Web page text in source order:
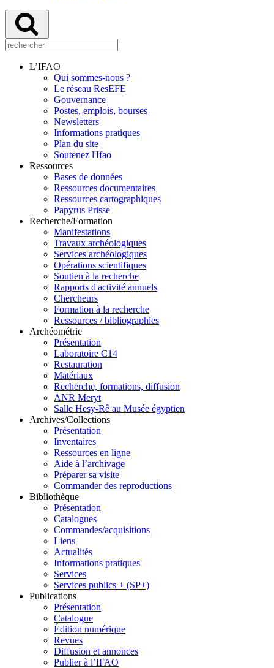
L’IFAO
Qui sommes-nous ?
Le réseau ResEFE
Gouvernance
Postes, emplois, bourses
Newsletters
Informations pratiques
Plan du site
Soutenez l'Ifao
Ressources
Bases de données
Ressources documentaires
Ressources cartographiques
Papyrus Prisse
Recherche/Formation
Manifestations
Travaux archéologiques
Services archéologiques
Opérations scientifiques
Soutien à la recherche
Rapports d'activité annuels
Chercheurs
Formation à la recherche
Ressources / bibliographies
Archéométrie
Présentation
Laboratoire C14
Restauration
Matériaux
Recherche, formations, diffusion
ANR Meryt
Salle Hesy-Rê au Musée égyptien
Archives/Collections
Présentation
Inventaires
Ressources en ligne
Aide à l’archivage
Préparer sa visite
Commander des reproductions
Bibliothèque
Présentation
Catalogues
Commandes/acquisitions
Liens
Actualités
Informations pratiques
Services
Services publics + (SP+)
Publications
Présentation
Catalogue
Édition numérique
Revues
Diffusion et annonces
Publier à l’IFAO